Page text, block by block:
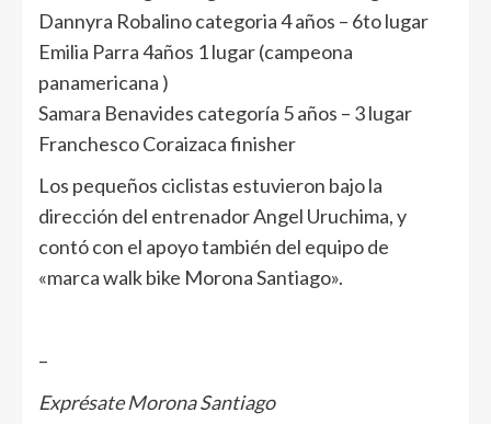
Dannyra Robalino categoria 4 años – 6to lugar
Emilia Parra 4años 1 lugar (campeona
panamericana )
Samara Benavides categoría 5 años – 3 lugar
Franchesco Coraizaca finisher
Los pequeños ciclistas estuvieron bajo la
dirección del entrenador Angel Uruchima, y
contó con el apoyo también del equipo de
«marca walk bike Morona Santiago».
–
Exprésate Morona Santiago